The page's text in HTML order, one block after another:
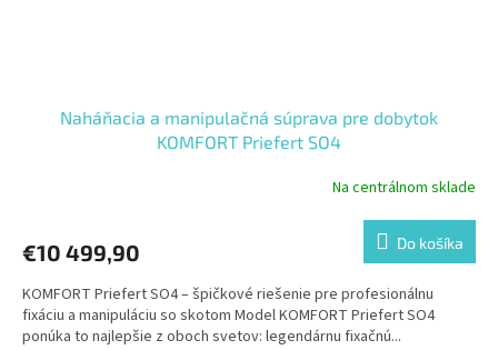
Naháňacia a manipulačná súprava pre dobytok
KOMFORT Priefert SO4
Na centrálnom sklade
€10 499,90 Do košíka
KOMFORT Priefert SO4 – špičkové riešenie pre profesionálnu
fixáciu a manipuláciu so skotom Model KOMFORT Priefert SO4
ponúka to najlepšie z oboch svetov: legendárnu fixačnú...